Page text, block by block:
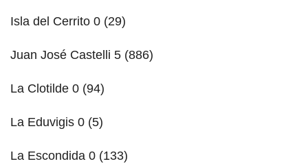
Isla del Cerrito 0 (29)
Juan José Castelli 5 (886)
La Clotilde 0 (94)
La Eduvigis 0 (5)
La Escondida 0 (133)